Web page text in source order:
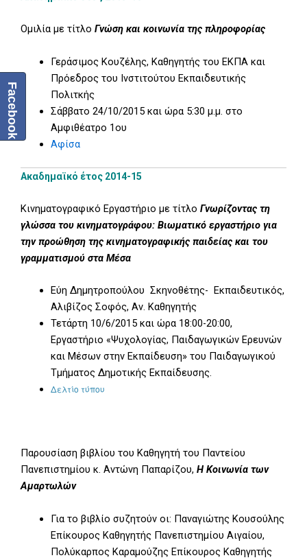
Ομιλία με τίτλο Γνώση και κοινωνία της πληροφορίας
Γεράσιμος Κουζέλης, Καθηγητής του ΕΚΠΑ και
Πρόεδρος του Ινστιτούτου Εκπαιδευτικής
Πολιτκής
Σάββατο 24/10/2015 και ώρα 5:30 μ.μ. στο
Αμφιθέατρο 1ου
Αφίσα
Ακαδημαϊκό έτος 2014-15
Κινηματογραφικό Εργαστήριο με τίτλο Γνωρίζοντας τη
γλώσσα του κινηματογράφου: Βιωματικό εργαστήριο για
την προώθηση της κινηματογραφικής παιδείας και του
γραμματισμού στα Μέσα
Εύη Δημητροπούλου Σκηνοθέτης- Εκπαιδευτικός,
Αλιβίζος Σοφός, Αν. Καθηγητής
Τετάρτη 10/6/2015 και ώρα 18:00-20:00,
Εργαστήριο «Ψυχολογίας, Παιδαγωγικών Ερευνών
και Μέσων στην Εκπαίδευση» του Παιδαγωγικού
Τμήματος Δημοτικής Εκπαίδευσης.
Δελτίο τύπου
Παρουσίαση βιβλίου του Καθηγητή του Παντείου
Πανεπιστημίου κ. Αντώνη Παπαρίζου, Η Κοινωνία των
Αμαρτωλών
Για το βιβλίο συζητούν οι: Παναγιώτης Κουσούλης
Επίκουρος Καθηγητής Πανεπιστημίου Αιγαίου,
Πολύκαρπος Καραμούζης Επίκουρος Καθηγητής
Facebook